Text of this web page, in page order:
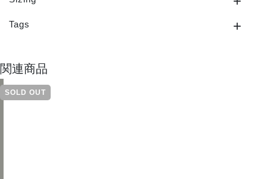
Tags
関連商品
SOLD OUT